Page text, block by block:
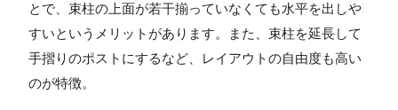
とで、束柱の上面が若干揃っていなくても水平を出しや
すいというメリットがあります。また、束柱を延長して
手摺りのポストにするなど、レイアウトの自由度も高い
のが特徴。